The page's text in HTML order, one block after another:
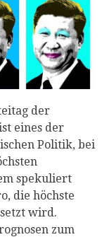
der
eines der
Politik, bei
spekuliert
die höchste
wird.
zum